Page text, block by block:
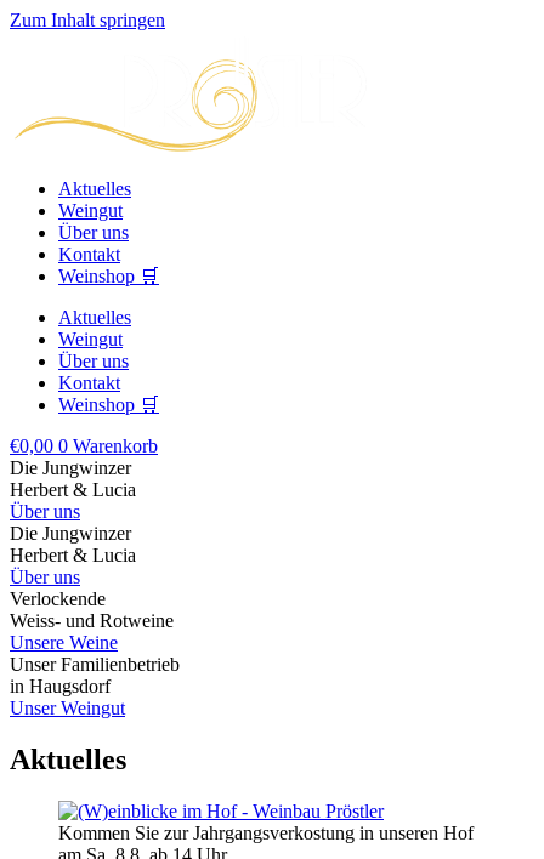
Zum Inhalt springen
Aktuelles
Weingut
Über uns
Kontakt
Weinshop 🛒
Aktuelles
Weingut
Über uns
Kontakt
Weinshop 🛒
€0,00 0 Warenkorb
Die Jungwinzer
Herbert & Lucia
Über uns
Die Jungwinzer
Herbert & Lucia
Über uns
Verlockende
Weiss- und Rotweine
Unsere Weine
Unser Familienbetrieb
in Haugsdorf
Unser Weingut
Aktuelles
Kommen Sie zur Jahrgangsverkostung in unseren Hof
am Sa, 8.8. ab 14 Uhr